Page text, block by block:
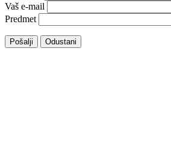
Vaš e-mail
Predmet
Pošalji Odustani